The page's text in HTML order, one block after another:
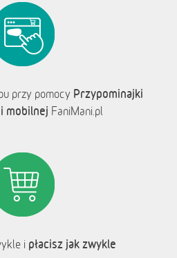
przy pomocy Przypominajki
mobilnej FaniMani.pl
i płacisz jak zwykle